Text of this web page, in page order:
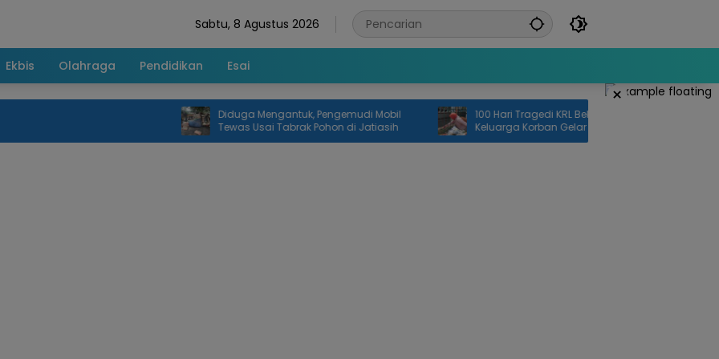
Sabtu, 8 Agustus 2026
Ekbis Olahraga Pendidikan Esai
×
Diduga Mengantuk, Pengemudi Mobil
Tewas Usai Tabrak Pohon di Jatiasih
100 Hari Tragedi KRL Bekasi Timur,
Keluarga Korban Gelar Doa Bersama
dan Tabur Bunga